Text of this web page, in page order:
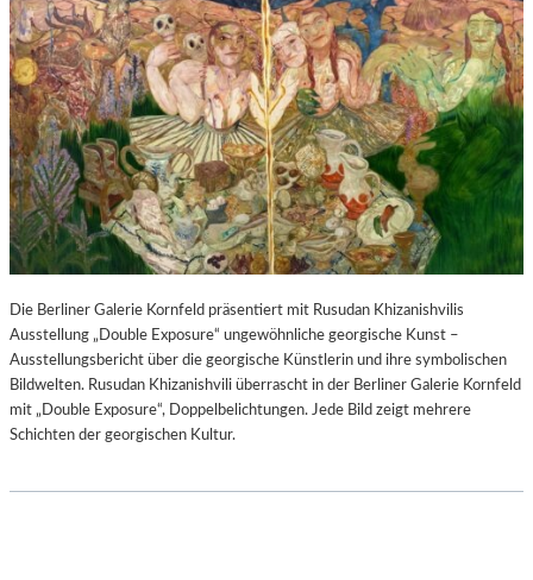
Die Berliner Galerie Kornfeld präsentiert mit Rusudan Khizanishvilis
Ausstellung „Double Exposure“ ungewöhnliche georgische Kunst –
Ausstellungsbericht über die georgische Künstlerin und ihre symbolischen
Bildwelten. Rusudan Khizanishvili überrascht in der Berliner Galerie Kornfeld
mit „Double Exposure“, Doppelbelichtungen. Jede Bild zeigt mehrere
Schichten der georgischen Kultur.